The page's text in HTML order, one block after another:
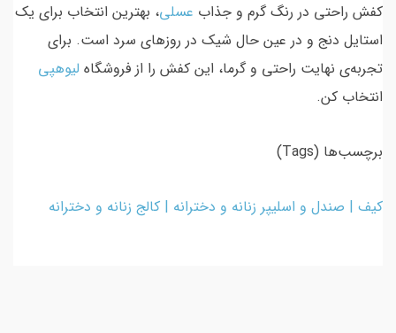
کفش راحتی در رنگ گرم و جذاب عسلی، بهترین انتخاب برای یک
استایل دنج و در عین حال شیک در روزهای سرد است. برای
تجربه‌ی نهایت راحتی و گرما، این کفش را از فروشگاه لیوهپی
انتخاب کن.
برچسب‌ها (Tags)
کیف | صندل و اسلیپر زنانه و دخترانه | کالج زنانه و دخترانه